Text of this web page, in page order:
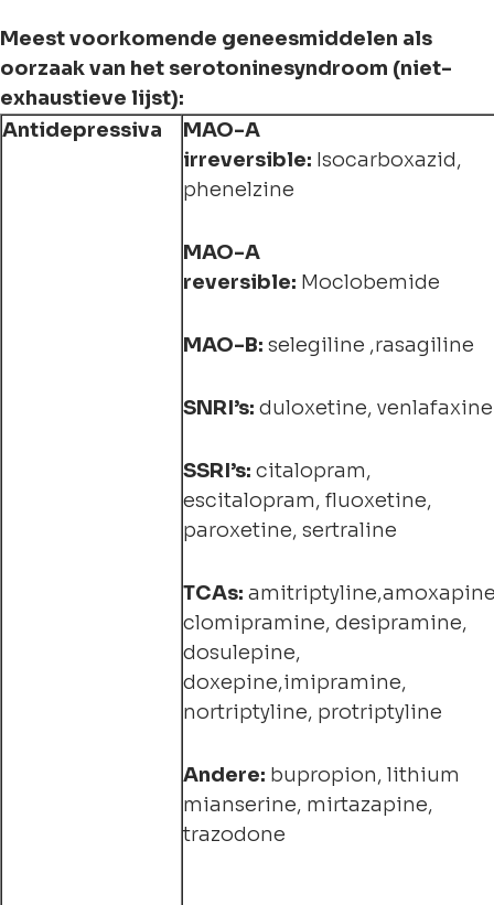
Meest voorkomende geneesmiddelen als
oorzaak van het serotoninesyndroom (niet-
exhaustieve lijst):
Antidepressiva
MAO-A
irreversible: Isocarboxazid,
phenelzine
MAO-A
reversible: Moclobemide
MAO-B: selegiline ,rasagiline
SNRI’s: duloxetine, venlafaxine
SSRI’s: citalopram,
escitalopram, fluoxetine,
paroxetine, sertraline
TCAs:
clomipramine, desipramine,
dosulepine,
doxepine,imipramine,
nortriptyline, protriptyline
Andere: bupropion, lithium
mianserine, mirtazapine,
trazodone